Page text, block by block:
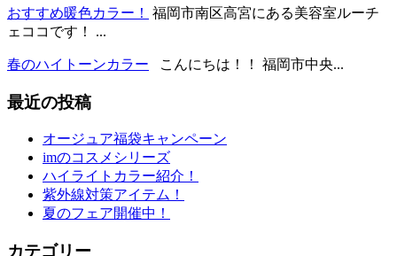
おすすめ暖色カラー！
福岡市南区高宮にある美容室ルーチ
ェココです！ ...
春のハイトーンカラー こんにちは！！ 福岡市中央...
最近の投稿
オージュア福袋キャンペーン
imのコスメシリーズ
ハイライトカラー紹介！
紫外線対策アイテム！
夏のフェア開催中！
カテゴリー